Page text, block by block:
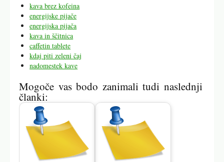
kava brez kofeina
energijske pijače
energijska pijača
kava in ščitnica
caffetin tablete
kdaj piti zeleni čaj
nadomestek kave
Mogoče vas bodo zanimali tudi naslednji
članki: